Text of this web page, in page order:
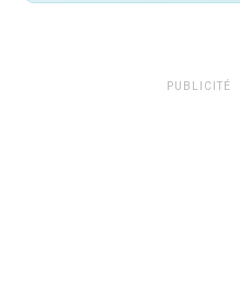
PUBLICITÉ